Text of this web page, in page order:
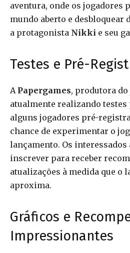
aventura, onde os jogadores
mundo aberto e desbloquear
a protagonista Nikki e seu
Testes e Pré-
A Papergames, produtora do
atualmente realizando
alguns jogadores pré-
chance de experimentar o
lançamento. Os interessados
inscrever para receber
atualizações à medida que o
aproxima.
Gráficos e
Impressionantes